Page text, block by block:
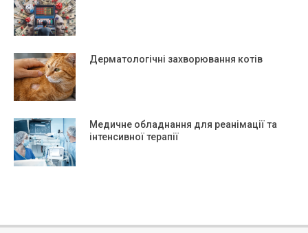
Дерматологічні захворювання котів
Медичне обладнання для реанімації та
інтенсивної терапії